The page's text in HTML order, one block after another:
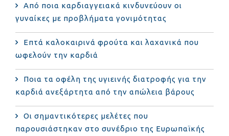
Από ποια καρδιαγγειακά κινδυνεύουν οι
γυναίκες με προβλήματα γονιμότητας
Επτά καλοκαιρινά φρούτα και λαχανικά που
ωφελούν την καρδιά
Ποια τα οφέλη της υγιεινής διατροφής για την
καρδιά ανεξάρτητα από την απώλεια βάρους
Οι σημαντικότερες μελέτες που
παρουσιάστηκαν στο συνέδριο της Ευρωπαϊκής